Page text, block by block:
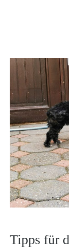
Tipps für